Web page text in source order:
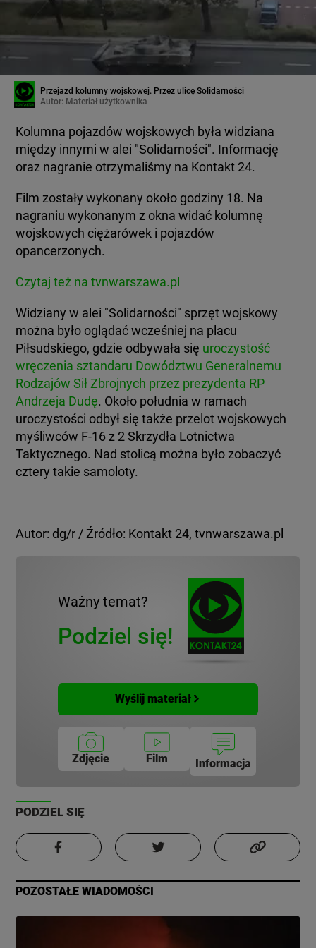
Przejazd kolumny wojskowej. Przez ulicę Solidarności
Autor: Materiał użytkownika
Kolumna pojazdów wojskowych była widziana
między innymi w alei "Solidarności". Informację
oraz nagranie otrzymaliśmy na Kontakt 24.
Film zostały wykonany około godziny 18. Na
nagraniu wykonanym z okna widać kolumnę
wojskowych ciężarówek i pojazdów
opancerzonych.
Czytaj też na tvnwarszawa.pl
Widziany w alei "Solidarności" sprzęt wojskowy
można było oglądać wcześniej na placu
Piłsudskiego, gdzie odbywała się uroczystość
wręczenia sztandaru Dowództwu Generalnemu
Rodzajów Sił Zbrojnych przez prezydenta RP
Andrzeja Dudę. Około południa w ramach
uroczystości odbył się także przelot wojskowych
myśliwców F-16 z 2 Skrzydła Lotnictwa
Taktycznego. Nad stolicą można było zobaczyć
cztery takie samoloty.
Autor: dg/r / Źródło: Kontakt 24, tvnwarszawa.pl
Ważny temat?
Podziel się!
Wyślij materiał
Zdjęcie Film Informacja
PODZIEL SIĘ
POZOSTAŁE WIADOMOŚCI